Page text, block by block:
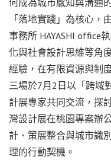
「落地實踐」為核心
事務所 HAYASHI office
化與社會設計思維等角
經驗，在有限資源與制
三場於7月2日以「跨域
計展專家共同交流，探
灣設計展在桃園專案辦
計、策展整合與城市識
理的行動契機。